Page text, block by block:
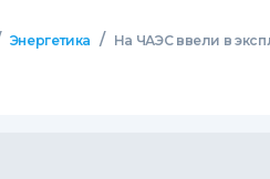
Энергетика /
На ЧАЭС ввели в